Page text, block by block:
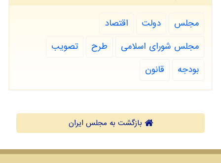
مجلس دولت
اقتصاد
مجلس شورای اسلامی
طرح
تصویب
بودجه
قانون
بازگشت به مجلس ایران